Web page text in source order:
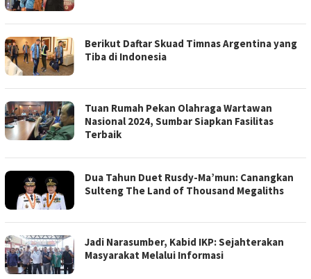
Berikut Daftar Skuad Timnas Argentina yang
Tiba di Indonesia
Tuan Rumah Pekan Olahraga Wartawan
Nasional 2024, Sumbar Siapkan Fasilitas
Terbaik
Dua Tahun Duet Rusdy-Ma’mun: Canangkan
Sulteng The Land of Thousand Megaliths
Jadi Narasumber, Kabid IKP: Sejahterakan
Masyarakat Melalui Informasi